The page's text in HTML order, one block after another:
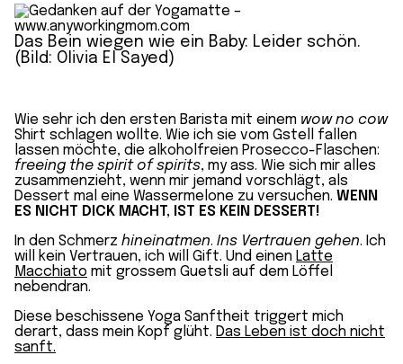
Das Bein wiegen wie ein Baby: Leider schön.
(Bild: Olivia El Sayed)
Wie sehr ich den ersten Barista mit einem wow no cow
Shirt schlagen wollte. Wie ich sie vom Gstell fallen
lassen möchte, die alkoholfreien Prosecco-Flaschen:
freeing the spirit of spirits, my ass. Wie sich mir alles
zusammenzieht, wenn mir jemand vorschlägt, als
Dessert mal eine Wassermelone zu versuchen. WENN
ES NICHT DICK MACHT, IST ES KEIN DESSERT!
In den Schmerz hineinatmen. Ins Vertrauen gehen. Ich
will kein Vertrauen, ich will Gift. Und einen Latte
Macchiato mit grossem Guetsli auf dem Löffel
nebendran.
Diese beschissene Yoga Sanftheit triggert mich
derart, dass mein Kopf glüht. Das Leben ist doch nicht
sanft.